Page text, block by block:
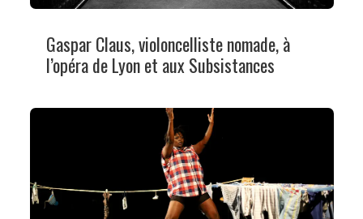
Gaspar Claus, violoncelliste nomade, à
l’opéra de Lyon et aux Subsistances